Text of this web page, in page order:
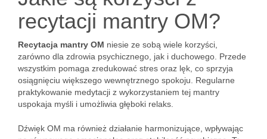
recytacji mantry OM?
Recytacja mantry OM niesie ze sobą wiele korzyści,
zarówno dla zdrowia psychicznego, jak i duchowego. Przede
wszystkim pomaga zredukować stres oraz lęk, co sprzyja
osiągnięciu większego wewnętrznego spokoju. Regularne
praktykowanie medytacji z wykorzystaniem tej mantry
uspokaja myśli i umożliwia głęboki relaks.
Dźwięk OM ma również działanie harmonizujące, wpływając